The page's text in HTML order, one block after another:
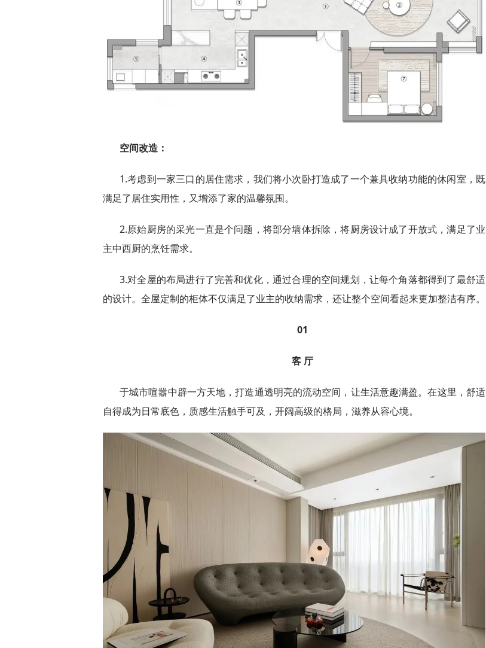
空间改造：
1.考虑到一家三口的居住需求，我们将小次卧打造成了一个兼具收纳功能的休闲室，既
满足了居住实用性，又增添了家的温馨氛围。
2.原始厨房的采光一直是个问题，将部分墙体拆除，将厨房设计成了开放式，满足了业
主中西厨的烹饪需求。
3.对全屋的布局进行了完善和优化，通过合理的空间规划，让每个角落都得到了最舒适
的设计。全屋定制的柜体不仅满足了业主的收纳需求，还让整个空间看起来更加整洁有序。
01
客 厅
于城市喧嚣中辟一方天地，打造通透明亮的流动空间，让生活意趣满盈。在这里，舒适
自得成为日常底色，质感生活触手可及，开阔高级的格局，滋养从容心境。